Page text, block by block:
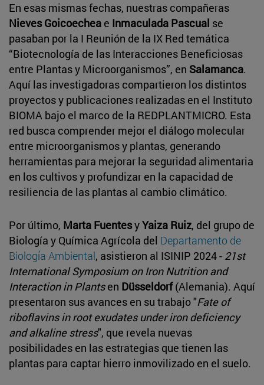
En esas mismas fechas, nuestras compañeras
Nieves Goicoechea e Inmaculada Pascual se
pasaban por la I Reunión de la IX Red temática
“Biotecnología de las Interacciones Beneficiosas
entre Plantas y Microorganismos”, en Salamanca.
Aquí las investigadoras compartieron los distintos
proyectos y publicaciones realizadas en el Instituto
BIOMA bajo el marco de la REDPLANTMICRO. Esta
red busca comprender mejor el diálogo molecular
entre microorganismos y plantas, generando
herramientas para mejorar la seguridad alimentaria
en los cultivos y profundizar en la capacidad de
resiliencia de las plantas al cambio climático.
Por último, Marta FuentesyYaiza Ruiz, del grupo de
Biología y Química Agrícola del Departamento de
Biología Ambiental, asistieron al ISINIP 2024 - 21st
International Symposium on Iron Nutrition and
Interaction in Plantsen Düsseldorf(Alemania). Aquí
presentaron sus avances en su trabajo "Fate of
riboflavins in root exudates under iron deficiency
and alkaline stress", que revela nuevas
posibilidades en las estrategias que tienen las
plantas para captar hierro inmovilizado en el suelo.